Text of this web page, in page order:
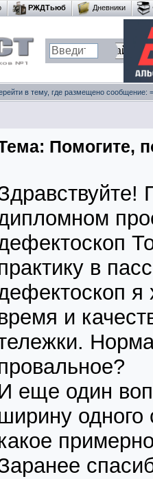
РЖДТьюб Дневники
в тему, где размещено сообщение:
Помогите,
в
я
и
еще один